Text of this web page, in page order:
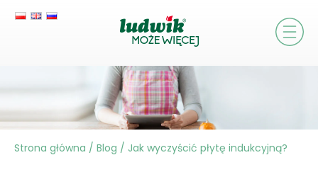
Strona główna / Blog / Jak wyczyścić płytę indukcyjną?